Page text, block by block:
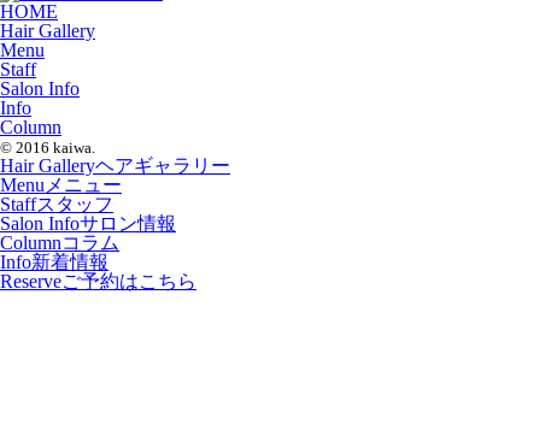
HOME
Hair Gallery
Menu
Staff
Salon Info
Info
Column
© 2016 kaiwa.
Hair Galleryヘアギャラリー
Menu メニュー
Staffスタッフ
Salon Infoサロン情報
Columnコラム
Info新着情報
Reserveご予約はこちら